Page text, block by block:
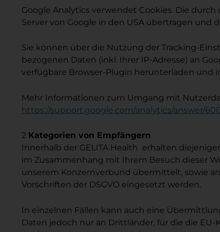
Google Analytics verwendet Cookies. Die
Server von Google in den USA übertragen und
Sie können über die Nutzung der Tracking-
bezogenen Daten (inkl. Ihrer IP-Adresse) an
verfügbare Browser-Plugin herunterladen und
Mehr Informationen zum Umgang mit
https://support.google.com/analytics/answer/
2 Kategorien von Empfängern
Innerhalb der GELITA Health erhalten
im Zusammenhang mit Ihrem Besuch dieser
unserem Konzernverbund übermittelt, sowie
Vorschriften der DSGVO eingesetzt werden.
In einzelnen Fällen kann auch eine
Daten jedoch nur an Drittländer, für die die